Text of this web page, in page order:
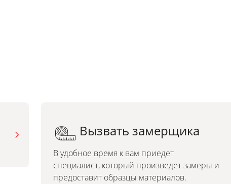
Можно заказать по
индивидуальным размерам
Вызвать замерщика
В удобное время к вам приедет
специалист, который произведёт замеры и
предоставит образцы материалов.